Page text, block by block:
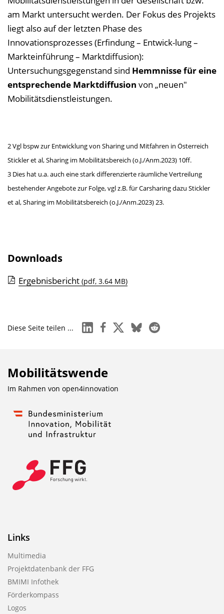
am Markt untersucht werden. Der Fokus des Projekts
liegt also auf der letzten Phase des
Innovationsprozesses (Erfindung – Entwick-lung –
Markteinführung – Marktdiffusion):
Untersuchungsgegenstand sind Hemmnisse für eine
entsprechende Marktdiffusion von „neuen"
Mobilitätsdienstleistungen.
2 Vgl bspw zur Entwicklung von Sharing und Mitfahren in Österreich
Stickler et al, Sharing im Mobilitätsbereich (o.J./Anm.2023) 10ff.
3 Dies hat u.a. auch eine stark differenzierte räumliche Vertreilung
bestehender Angebote zur Folge, vgl z.B. für Carsharing dazu Stickler
et al, Sharing im Mobilitätsbereich (o.J./Anm.2023) 23.
Downloads
Ergebnisbericht (pdf, 3.64 MB)
Diese Seite teilen ... linkedinfacebook
x blueskyreddit
Mobilitätswende
Im Rahmen von open4innovation
Links
Multimedia
Projektdatenbank der FFG
BMIMI Infothek
Förderkompass
Logos